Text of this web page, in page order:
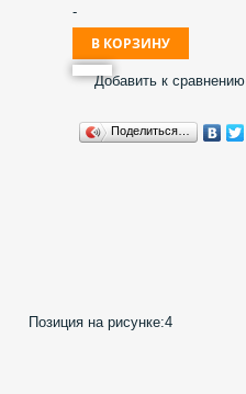
-
Добавить к сравнению
Поделиться…
Позиция на рисунке:4